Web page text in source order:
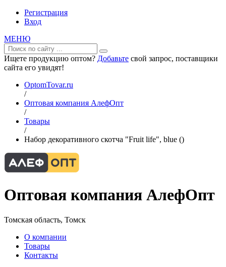
Регистрация
Вход
МЕНЮ
Ищете продукцию оптом? Добавьте свой запрос, поставщики
сайта его увидят!
OptomTovar.ru
/
Оптовая компания АлефОпт
/
Товары
/
Набор декоративного скотча "Fruit life", blue ()
Оптовая компания АлефОпт
Томская область, Томск
О компании
Товары
Контакты